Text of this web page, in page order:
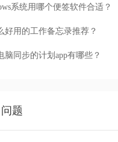
系统用哪个便签软件合适？
好用的工作备忘录推荐？
脑同步的计划app有哪些？
题